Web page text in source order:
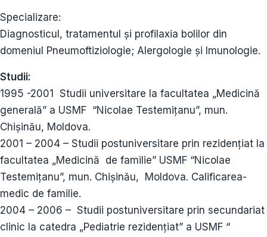
Specializare:
Diagnosticul, tratamentul şi profilaxia bolilor din
domeniul Pneumoftiziologie; Alergologie şi Imunologie.
Studii:
1995 -2001 Studii universitare la facultatea „Medicină
generală” a USMF “Nicolae Testemiţanu”, mun.
Chişinău, Moldova.
2001 – 2004 – Studii postuniversitare prin rezidenţiat la
facultatea „Medicină de familie” USMF “Nicolae
Testemiţanu”, mun. Chişinău, Moldova. Calificarea-
medic de familie.
2004 – 2006 – Studii postuniversitare prin secundariat
clinic la catedra „Pediatrie rezidenţiat” a USMF “